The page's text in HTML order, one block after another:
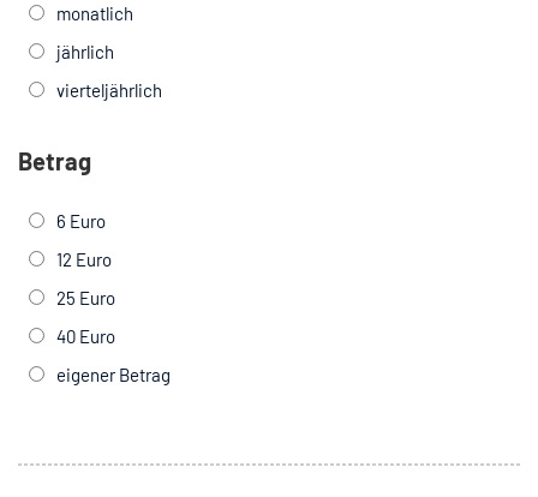
monatlich
jährlich
vierteljährlich
Betrag
6 Euro
12 Euro
25 Euro
40 Euro
eigener Betrag